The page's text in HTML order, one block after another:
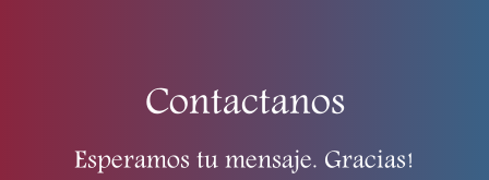
Contactanos
Esperamos tu mensaje. Gracias!